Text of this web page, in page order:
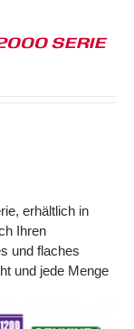
SERIE
erhältlich in
Ihren
und flaches
und jede Menge